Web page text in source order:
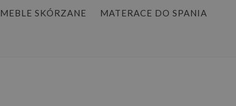
MEBLE SKÓRZANE MATERACE DO SPANIA